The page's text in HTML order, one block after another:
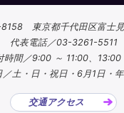
8158 東京都千代田区富士
代表電話／03-3261-5511
時間／9:00 ～ 11:00、
／土・日・祝日・6月1日・
交通アクセス